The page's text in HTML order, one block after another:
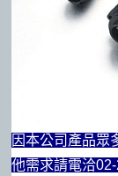
因本公司產品眾
他需求請電洽